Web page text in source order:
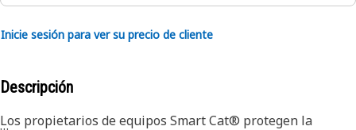
Inicie sesión para ver su precio de cliente
Descripción
Los propietarios de equipos Smart Cat® protegen la